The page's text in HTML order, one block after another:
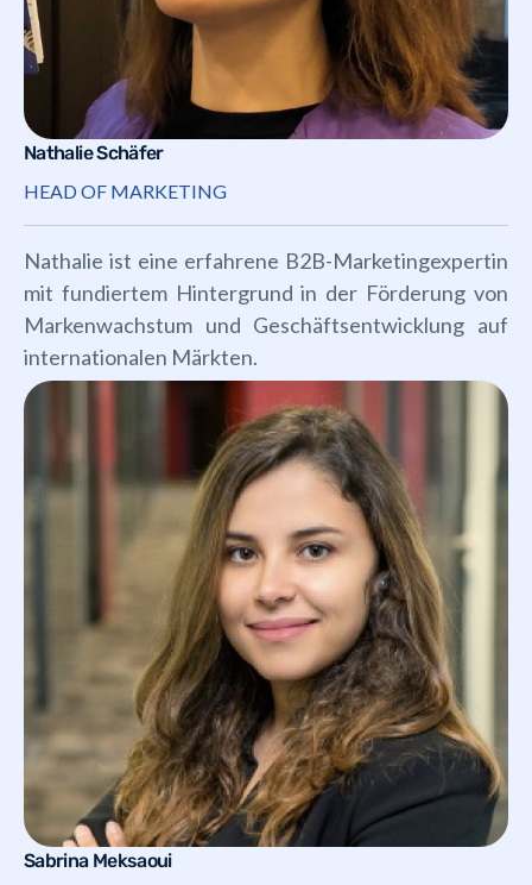
Nathalie Schäfer
HEAD OF MARKETING
Nathalie ist eine erfahrene B2B-Marketingexpertin
mit fundiertem Hintergrund in der Förderung von
Markenwachstum und Geschäftsentwicklung auf
internationalen Märkten.
Sabrina Meksaoui